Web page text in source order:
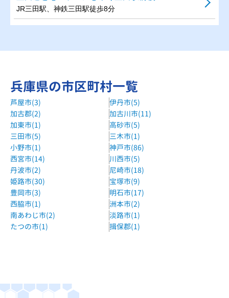
JR三田駅、神鉄三田駅徒歩8分
兵庫県の市区町村一覧
芦屋市(3)
伊丹市(5)
加古郡(2)
加古川市(11)
加東市(1)
高砂市(5)
三田市(5)
三木市(1)
小野市(1)
神戸市(86)
西宮市(14)
川西市(5)
丹波市(2)
尼崎市(18)
姫路市(30)
宝塚市(9)
豊岡市(3)
明石市(17)
西脇市(1)
洲本市(2)
南あわじ市(2)
淡路市(1)
たつの市(1)
揖保郡(1)